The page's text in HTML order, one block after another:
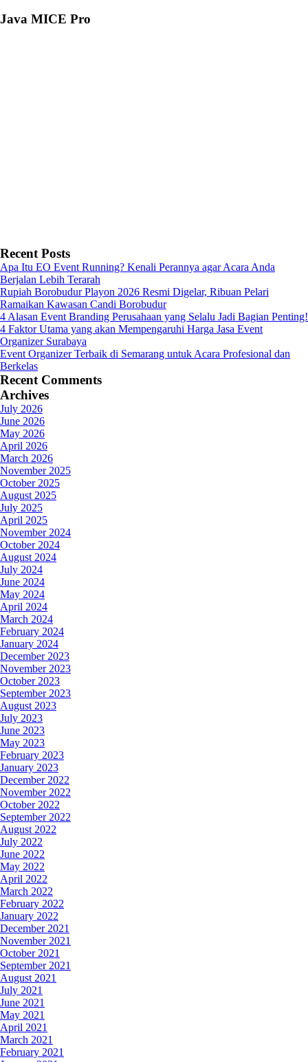
Java MICE Pro
Recent Posts
Apa Itu EO Event Running? Kenali Perannya agar Acara Anda
Berjalan Lebih Terarah
Rupiah Borobudur Playon 2026 Resmi Digelar, Ribuan Pelari
Ramaikan Kawasan Candi Borobudur
4 Alasan Event Branding Perusahaan yang Selalu Jadi Bagian Penting!
4 Faktor Utama yang akan Mempengaruhi Harga Jasa Event
Organizer Surabaya
Event Organizer Terbaik di Semarang untuk Acara Profesional dan
Berkelas
Recent Comments
Archives
July 2026
June 2026
May 2026
April 2026
March 2026
November 2025
October 2025
August 2025
July 2025
April 2025
November 2024
October 2024
August 2024
July 2024
June 2024
May 2024
April 2024
March 2024
February 2024
January 2024
December 2023
November 2023
October 2023
September 2023
August 2023
July 2023
June 2023
May 2023
February 2023
January 2023
December 2022
November 2022
October 2022
September 2022
August 2022
July 2022
June 2022
May 2022
April 2022
March 2022
February 2022
January 2022
December 2021
November 2021
October 2021
September 2021
August 2021
July 2021
June 2021
May 2021
April 2021
March 2021
February 2021